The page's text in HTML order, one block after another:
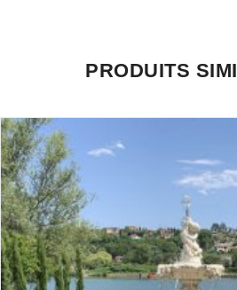
laisser un avis.
PRODUITS